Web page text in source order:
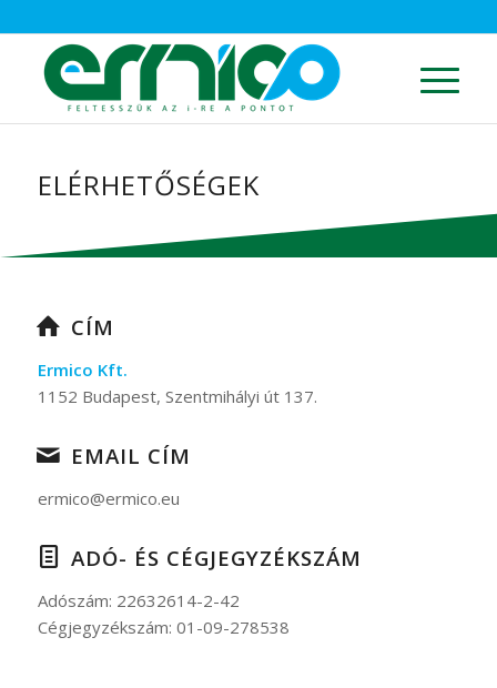
ELÉRHETŐSÉGEK
CÍM
Ermico Kft.
1152 Budapest, Szentmihályi út 137.
EMAIL CÍM
ermico@ermico.eu
ADÓ- ÉS CÉGJEGYZÉKSZÁM
Adószám: 22632614-2-42
Cégjegyzékszám: 01-09-278538